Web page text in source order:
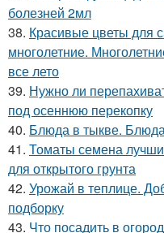
болезней 2мл
38. Красивые цветы для
многолетние.
все лето
39. Нужно ли
под осеннюю перекопку
40. Блюда в тыкве.
41. Томаты семена
для открытого грунта
42. Урожай в теплице.
подборку
43. Что посадить в